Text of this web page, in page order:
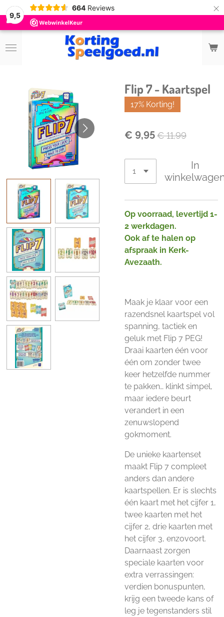
9,5
664 Reviews ×
Flip 7 - Kaartspel
17% Korting!
€ 9,95€ 11,99
In
Op voorraad, levertijd 1-
2 werkdagen.
Ook af te halen op
afspraak in Kerk-
Avezaath.
Maak je klaar voor een
razendsnel kaartspel vol
spanning, tactiek en
geluk met Flip 7 PEG!
Draai kaarten één voor
één om zonder twee
keer hetzelfde nummer
te pakken… klinkt simpel,
maar iedere beurt
verandert in een
zenuwslopend
gokmoment.
De unieke kaartenset
maakt Flip 7 compleet
anders dan andere
kaartspellen. Er is slechts
één kaart met het cijfer 1,
twee kaarten met het
cijfer 2, drie kaarten met
het cijfer 3, enzovoort.
Daarnaast zorgen
speciale kaarten voor
extra verrassingen:
verdien bonuspunten,
krijg een tweede kans of
leg je tegenstanders stil